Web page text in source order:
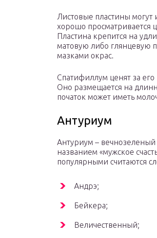
Листовые пластины
хорошо просматривается
Пластина крепится на
матовую либо глянцевую
мазками окрас.
Спатифиллум ценят за
Оно размещается на
початок может иметь
Антуриум
Антуриум –
названием «мужское
популярными считаются
Андрэ;
Бейкера;
Величественный;